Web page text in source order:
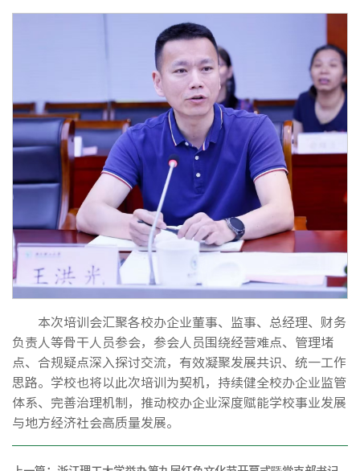
本次培训会汇聚各校办企业董事、监事、总经理、财务
负责人等骨干人员参会，参会人员围绕经营难点、管理堵
点、合规疑点深入探讨交流，有效凝聚发展共识、统一工作
思路。学校也将以此次培训为契机，持续健全校办企业监管
体系、完善治理机制，推动校办企业深度赋能学校事业发展
与地方经济社会高质量发展。